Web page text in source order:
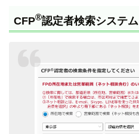
CFP®認定者検索システム